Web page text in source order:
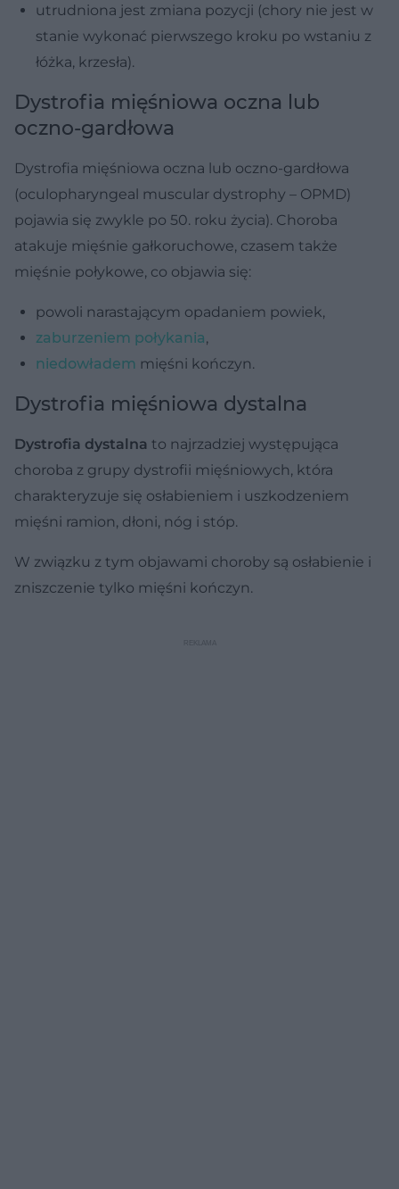
utrudniona jest zmiana pozycji (chory nie jest w
stanie wykonać pierwszego kroku po wstaniu z
łóżka, krzesła).
Dystrofia mięśniowa oczna lub
oczno-gardłowa
Dystrofia mięśniowa oczna lub oczno-gardłowa
(oculopharyngeal muscular dystrophy – OPMD)
pojawia się zwykle po 50. roku życia). Choroba
atakuje mięśnie gałkoruchowe, czasem także
mięśnie połykowe, co objawia się:
powoli narastającym opadaniem powiek,
zaburzeniem połykania,
niedowładem mięśni kończyn.
Dystrofia mięśniowa dystalna
Dystrofia dystalna to najrzadziej występująca
choroba z grupy dystrofii mięśniowych, która
charakteryzuje się osłabieniem i uszkodzeniem
mięśni ramion, dłoni, nóg i stóp.
W związku z tym objawami choroby są osłabienie i
zniszczenie tylko mięśni kończyn.